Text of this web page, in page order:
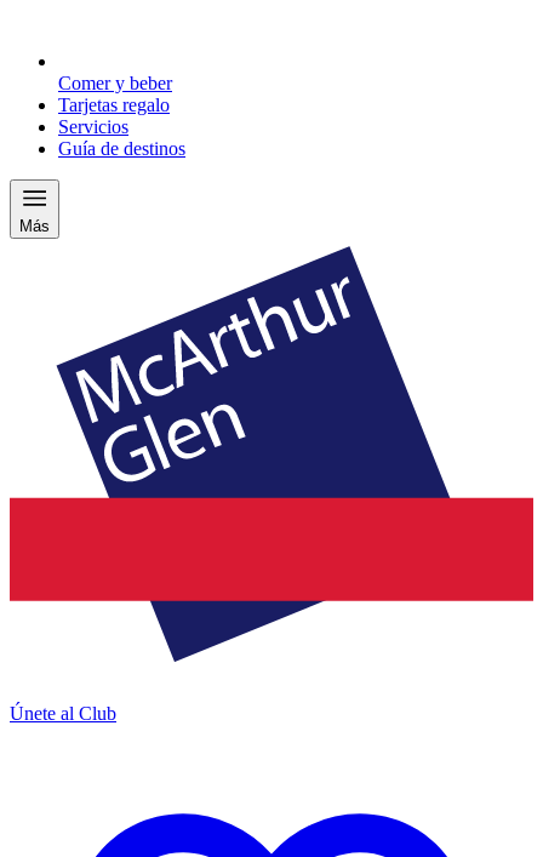
Comer y beber
Tarjetas regalo
Servicios
Guía de destinos
Más
Únete al Club